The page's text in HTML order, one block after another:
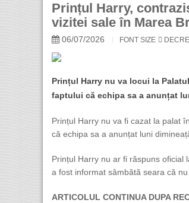
Prințul Harry,
vizitei sale în Marea
06/07/2026 FONT SIZE
Prințul Harry nu va locui la
faptului că echipa sa a anunțat
Prințul Harry nu va fi cazat la palat
că echipa sa a anunțat luni
Prințul Harry nu ar fi răspuns
a fost informat sâmbătă seara că
ARTICOLUL CONTINUA DUPA